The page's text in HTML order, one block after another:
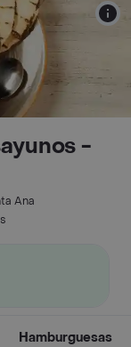
-
Ana
Hamburguesas